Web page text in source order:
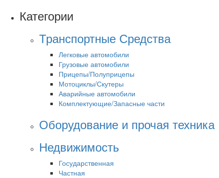
Категории
Транспортные Средства
Легковые автомобили
Грузовые автомобили
Прицепы/Полуприцепы
Мотоциклы/Скутеры
Аварийные автомобили
Комплектующие/Запасные части
Оборудование и прочая техника
Недвижимость
Государственная
Частная